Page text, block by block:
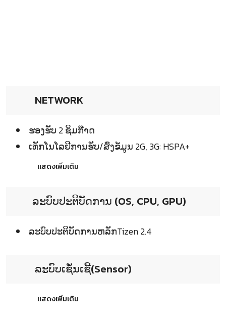
NETWORK
ຮອງຮັບ 2 ຊິມກ໊າດ
ເທັກໂນໂລຢີການຮັບ/ສົ່ງຂໍ້ມູນ 2G, 3G: HSPA+
แสดงเพิ่มเติม
ລະບົບປະຕິບັດການ (OS, CPU, GPU)
ລະບົບປະຕິບັດການຫລັກTizen 2.4
ລະບົບເຊັ່ນເຊີ້(Sensor)
แสดงเพิ่มเติม